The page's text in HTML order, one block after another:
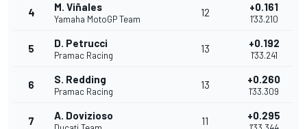
4 M. Viñales
Yamaha MotoGP Team
12 +0.161
1'33.210
5 D. Petrucci
Pramac Racing
13 +0.192
1'33.241
6 S. Redding
Pramac Racing
13 +0.260
1'33.309
7 A. Dovizioso 11 +0.295